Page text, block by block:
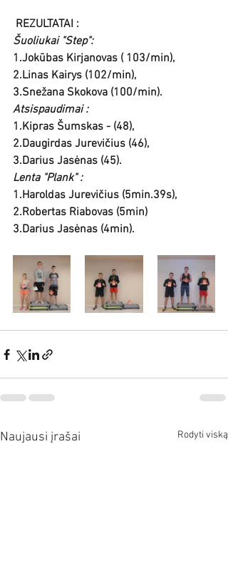
​REZULTATAI :
Šuoliukai "Step":
1.Jokūbas Kirjanovas ( 103/min),
2.Linas Kairys (102/min),
3.Snežana Skokova (100/min).
Atsispaudimai :
1.Kipras Šumskas - (48),
2.Daugirdas Jurevičius (46),
3.Darius Jasėnas (45).
Lenta "Plank" :
1.Haroldas Jurevičius (5min.39s),
2.Robertas Riabovas (5min)
3.Darius Jasėnas (4min).
Naujausi įrašai Rodyti viską